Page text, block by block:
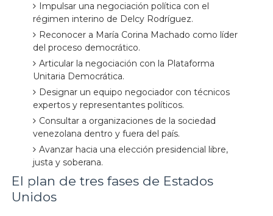
Impulsar una negociación política con el
régimen interino de Delcy Rodríguez.
Reconocer a María Corina Machado como líder
del proceso democrático.
Articular la negociación con la Plataforma
Unitaria Democrática.
Designar un equipo negociador con técnicos
expertos y representantes políticos.
Consultar a organizaciones de la sociedad
venezolana dentro y fuera del país.
Avanzar hacia una elección presidencial libre,
justa y soberana.
El plan de tres fases de Estados
Unidos